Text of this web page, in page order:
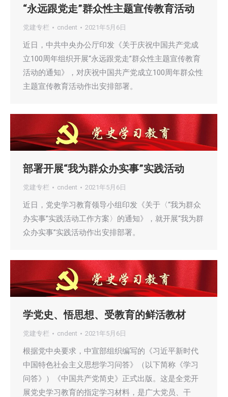
“永远跟党走”群众性主题宣传教育活动
党建专栏 cndent 2021年5月6日
近日，中共中央办公厅印发《关于庆祝中国共产党成
立100周年组织开展“永远跟党走”群众性主题宣传教育
活动的通知》，对庆祝中国共产党成立100周年群众性
主题宣传教育活动作出安排部署。
部署开展“我为群众办实事”实践活动
党建专栏 cndent 2021年5月6日
近日，党史学习教育领导小组印发《关于〈“我为群众
办实事”实践活动工作方案〉的通知》，就开展“我为群
众办实事”实践活动作出安排部署。
学党史、悟思想、受教育的鲜活教材
党建专栏 cndent 2021年5月6日
根据党中央要求，中宣部组织编写的《习近平新时代
中国特色社会主义思想学习问答》（以下简称《学习
问答》）《中国共产党简史》正式出版。这是全党开
展党史学习教育的指定学习材料，是广大党员、干